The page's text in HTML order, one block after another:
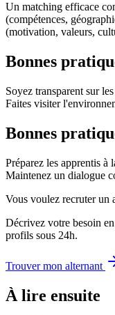
Un matching efficace
(compétences,
(motivation, valeurs,
Bonnes
Soyez transparent sur
Faites visiter
Bonnes
Préparez les apprentis à
Maintenez un dialogue
Vous voulez recruter un
Décrivez votre besoin
profils sous 24h.
Trouver mon alternant
À lire ensuite